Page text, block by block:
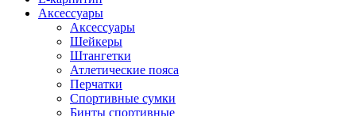
Аксессуары
Аксессуары
Шейкеры
Штангетки
Атлетические пояса
Перчатки
Спортивные сумки
Бинты спортивные